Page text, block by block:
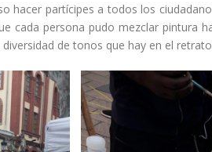
hacer partícipes a todos los
cada persona pudo mezclar pintura
de tonos que hay en el